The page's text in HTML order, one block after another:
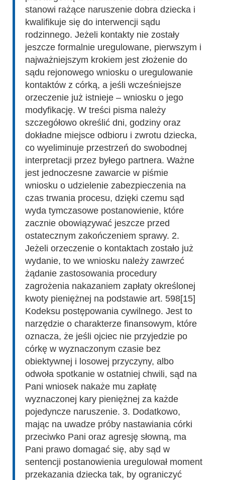
stanowi rażące naruszenie dobra dziecka i
kwalifikuje się do interwencji sądu
rodzinnego. Jeżeli kontakty nie zostały
jeszcze formalnie uregulowane, pierwszym i
najważniejszym krokiem jest złożenie do
sądu rejonowego wniosku o uregulowanie
kontaktów z córką, a jeśli wcześniejsze
orzeczenie już istnieje – wniosku o jego
modyfikację. W treści pisma należy
szczegółowo określić dni, godziny oraz
dokładne miejsce odbioru i zwrotu dziecka,
co wyeliminuje przestrzeń do swobodnej
interpretacji przez byłego partnera. Ważne
jest jednoczesne zawarcie w piśmie
wniosku o udzielenie zabezpieczenia na
czas trwania procesu, dzięki czemu sąd
wyda tymczasowe postanowienie, które
zacznie obowiązywać jeszcze przed
ostatecznym zakończeniem sprawy. 2.
Jeżeli orzeczenie o kontaktach zostało już
wydanie, to we wniosku należy zawrzeć
żądanie zastosowania procedury
zagrożenia nakazaniem zapłaty określonej
kwoty pieniężnej na podstawie art. 598[15]
Kodeksu postępowania cywilnego. Jest to
narzędzie o charakterze finansowym, które
oznacza, że jeśli ojciec nie przyjedzie po
córkę w wyznaczonym czasie bez
obiektywnej i losowej przyczyny, albo
odwoła spotkanie w ostatniej chwili, sąd na
Pani wniosek nakaże mu zapłatę
wyznaczonej kary pieniężnej za każde
pojedyncze naruszenie. 3. Dodatkowo,
mając na uwadze próby nastawiania córki
przeciwko Pani oraz agresję słowną, ma
Pani prawo domagać się, aby sąd w
sentencji postanowienia uregulował moment
przekazania dziecka tak, by ograniczyć